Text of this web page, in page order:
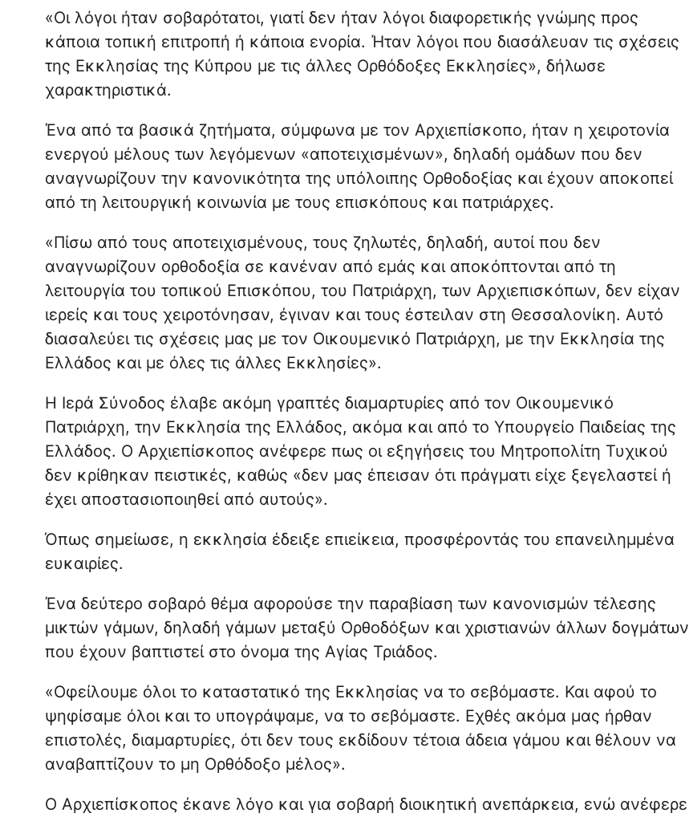
«Οι λόγοι ήταν σοβαρότατοι, γιατί δεν ήταν λόγοι διαφορετικής γνώμης προς
κάποια τοπική επιτροπή ή κάποια ενορία. Ήταν λόγοι που διασάλευαν τις σχέσεις
της Εκκλησίας της Κύπρου με τις άλλες Ορθόδοξες Εκκλησίες», δήλωσε
χαρακτηριστικά.
Ένα από τα βασικά ζητήματα, σύμφωνα με τον Αρχιεπίσκοπο, ήταν η χειροτονία
ενεργού μέλους των λεγόμενων «αποτειχισμένων», δηλαδή ομάδων που δεν
αναγνωρίζουν την κανονικότητα της υπόλοιπης Ορθοδοξίας και έχουν αποκοπεί
από τη λειτουργική κοινωνία με τους επισκόπους και πατριάρχες.
«Πίσω από τους αποτειχισμένους, τους ζηλωτές, δηλαδή, αυτοί που δεν
αναγνωρίζουν ορθοδοξία σε κανέναν από εμάς και αποκόπτονται από τη
λειτουργία του τοπικού Επισκόπου, του Πατριάρχη, των Αρχιεπισκόπων, δεν είχαν
ιερείς και τους χειροτόνησαν, έγιναν και τους έστειλαν στη Θεσσαλονίκη. Αυτό
διασαλεύει τις σχέσεις μας με τον Οικουμενικό Πατριάρχη, με την Εκκλησία της
Ελλάδος και με όλες τις άλλες Εκκλησίες».
Η Ιερά Σύνοδος έλαβε ακόμη γραπτές διαμαρτυρίες από τον Οικουμενικό
Πατριάρχη, την Εκκλησία της Ελλάδος, ακόμα και από το Υπουργείο Παιδείας της
Ελλάδος. Ο Αρχιεπίσκοπος ανέφερε πως οι εξηγήσεις του Μητροπολίτη Τυχικού
δεν κρίθηκαν πειστικές, καθώς «δεν μας έπεισαν ότι πράγματι είχε ξεγελαστεί ή
έχει αποστασιοποιηθεί από αυτούς».
Όπως σημείωσε, η εκκλησία έδειξε επιείκεια, προσφέροντάς του επανειλημμένα
ευκαιρίες.
Ένα δεύτερο σοβαρό θέμα αφορούσε την παραβίαση των κανονισμών τέλεσης
μικτών γάμων, δηλαδή γάμων μεταξύ Ορθοδόξων και χριστιανών άλλων δογμάτων
που έχουν βαπτιστεί στο όνομα της Αγίας Τριάδος.
«Οφείλουμε όλοι το καταστατικό της Εκκλησίας να το σεβόμαστε. Και αφού το
ψηφίσαμε όλοι και το υπογράψαμε, να το σεβόμαστε. Εχθές ακόμα μας ήρθαν
επιστολές, διαμαρτυρίες, ότι δεν τους εκδίδουν τέτοια άδεια γάμου και θέλουν να
αναβαπτίζουν το μη Ορθόδοξο μέλος».
Ο Αρχιεπίσκοπος έκανε λόγο και για σοβαρή διοικητική ανεπάρκεια, ενώ ανέφερε